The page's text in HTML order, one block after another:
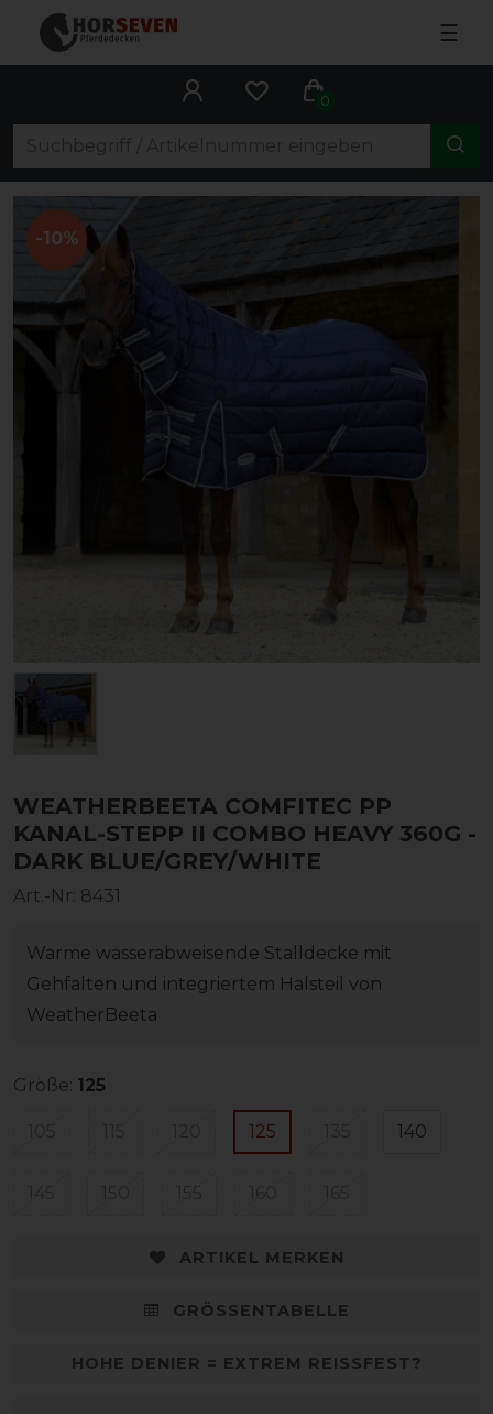
☰
0
-10%
WEATHERBEETA COMFITEC PP
KANAL-STEPP II COMBO HEAVY 360G -
DARK BLUE/GREY/WHITE
Art.-Nr: 8431
Warme wasserabweisende Stalldecke mit
Gehfalten und integriertem Halsteil von
WeatherBeeta
Größe: 125
125 140
ARTIKEL MERKEN
GRÖSSENTABELLE
HOHE DENIER = EXTREM REISSFEST?